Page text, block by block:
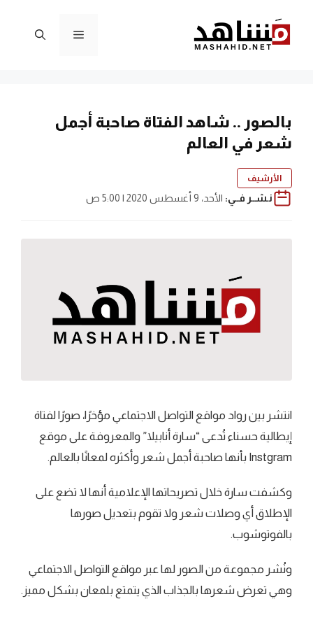
المحتوى
القائمة
بالصور .. شاهد الفتاة صاحبة أجمل
شعر في العالم
الأرشيف
نـشــر فــي: الأحد، 9 أغسطس 2020 | 5:00 ص
انتشر بين رواد مواقع التواصل الاجتماعي مؤخرًا، صورًا لفتاة
إيطالية حسناء تُدعى “سارة أنابيلا” والمعروفة على موقع
Instgram بأنها صاحبة أجمل شعر وأكثره لمعانًا بالعالم.
وكشفت سارة خلال تصريحاتها الإعلامية أنها لا تضع على
الإطلاق أي وصلات شعر ولا تقوم بتعديل صورها
بالفوتوشوب.
ونُشر مجموعة من الصور لها عبر مواقع التواصل الاجتماعي
وهي تعرض شعرها بالجذاب الذي يتمتع بلمعان بشكل مميز.